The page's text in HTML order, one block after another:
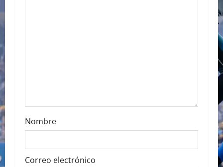
Nombre
Correo electrónico